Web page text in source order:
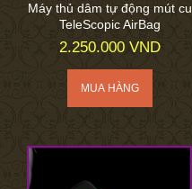
Máy thủ dâm tự động mút cu
TeleScopic AirBag
2.250.000 VND